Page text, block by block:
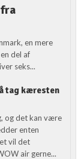
en mere
del af
seks...
tag kæresten
og det kan være
enten
vil det
air gerne...